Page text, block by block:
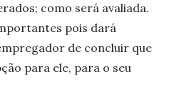
como será avaliada.
pois dará
de concluir que
para ele, para o seu